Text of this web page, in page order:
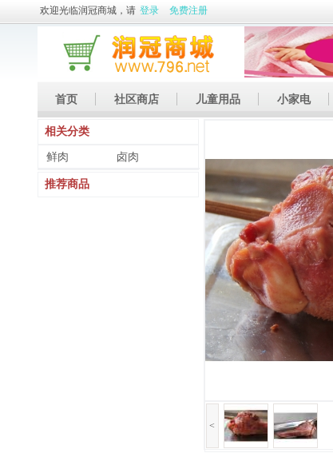
欢迎光临润冠商城，请 登录 免费注册
首页 社区商店 儿童用品 小家电
休闲娱乐
相关分类
鲜肉 卤肉
推荐商品
<